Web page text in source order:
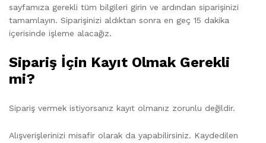
sayfamıza gerekli tüm bilgileri girin ve ardından siparişinizi
tamamlayın. Siparişinizi aldıktan sonra en geç 15 dakika
içerisinde işleme alacağız.
Sipariş İçin Kayıt Olmak Gerekli
mi?
Sipariş vermek istiyorsanız kayıt olmanız zorunlu değildir.
Alışverişlerinizi misafir olarak da yapabilirsiniz. Kaydedilen